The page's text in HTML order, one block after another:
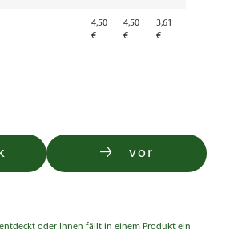
4,50
€
4,50
€
3,61
€
vor
oder Ihnen fällt in einem Produkt ein